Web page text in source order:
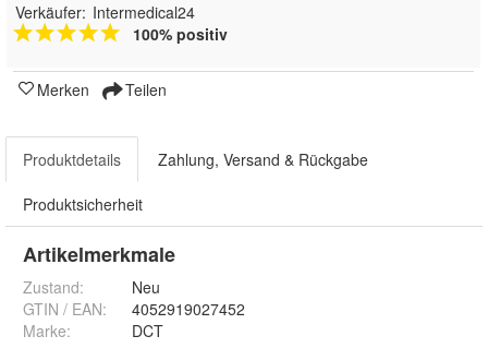
Verkäufer: Intermedical24
100% positiv
Merken Teilen
Produktdetails Zahlung, Versand & Rückgabe
Produktsicherheit
Artikelmerkmale
Zustand:
Neu
GTIN / EAN:
4052919027452
Marke:
DCT